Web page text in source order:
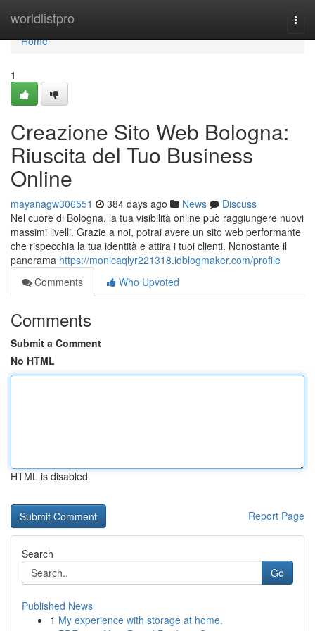
worldlistpro
Home
Home
1
Creazione Sito Web Bologna:
Riuscita del Tuo Business
Online
mayanagw306551 384 days ago News
Discuss
Nel cuore di Bologna, la tua visibilità online può raggiungere nuovi
massimi livelli. Grazie a noi, potrai avere un sito web performante
che rispecchia la tua identità e attira i tuoi clienti. Nonostante il
panorama https://monicaqlyr221318.idblogmaker.com/profile
Comments
Who Upvoted
Comments
Submit a Comment
No HTML
HTML is disabled
Report Page
Search
Go
Published News
1 My experience with storage at home.